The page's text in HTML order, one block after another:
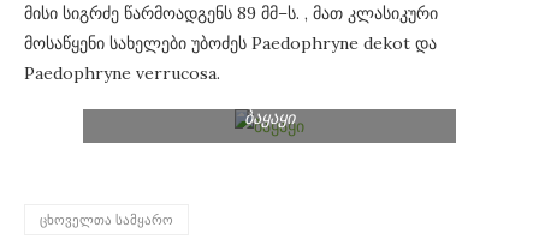
მისი სიგრძე წარმოადგენს 89 მმ–ს. , მათ კლასიკური
მოსაწყენი სახელები უბოძეს Paedophryne dekot და
Paedophryne verrucosa.
ბაყაყი
ᲪᲮᲝᲕᲔᲚᲗᲐ ᲡᲐᲛᲧᲐᲠᲝ